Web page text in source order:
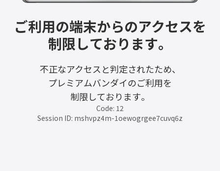
ご利用の端末からのアクセスを
制限しております。
不正なアクセスと判定されたため、
プレミアムバンダイのご利用を
制限しております。
Code: 12
Session ID: mshvpz4m-1oewogrgee7cuvq6z